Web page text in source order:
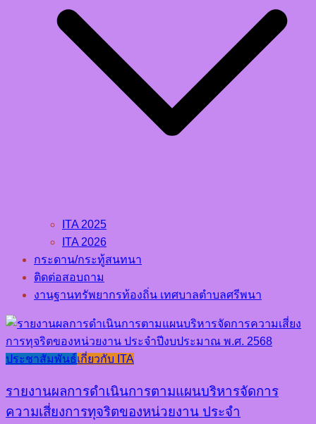
ITA 2025
ITA 2026
กระดาน/กระทู้สนทนา
ติดต่อสอบถาม
งานฐานทรัพยากรท้องถิ่น เทศบาลตำบลศรีพนา
ประชาสัมพันธ์เกี่ยวกับ ITA
รายงานผลการดำเนินการตามแผนบริหารจัดการ
ความเสี่ยงการทุจริตของหน่วยงาน ประจำ